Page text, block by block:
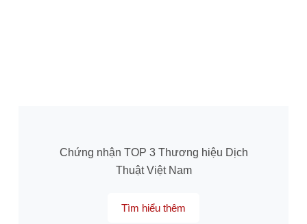
Chứng nhận TOP 3 Thương hiệu Dịch
Thuật Việt Nam
Tìm hiểu thêm